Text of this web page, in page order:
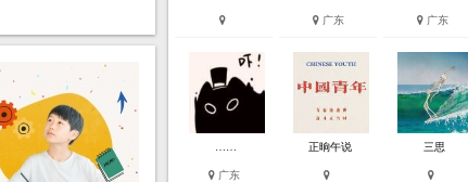
广东 广东
广东
正晌午说 三思